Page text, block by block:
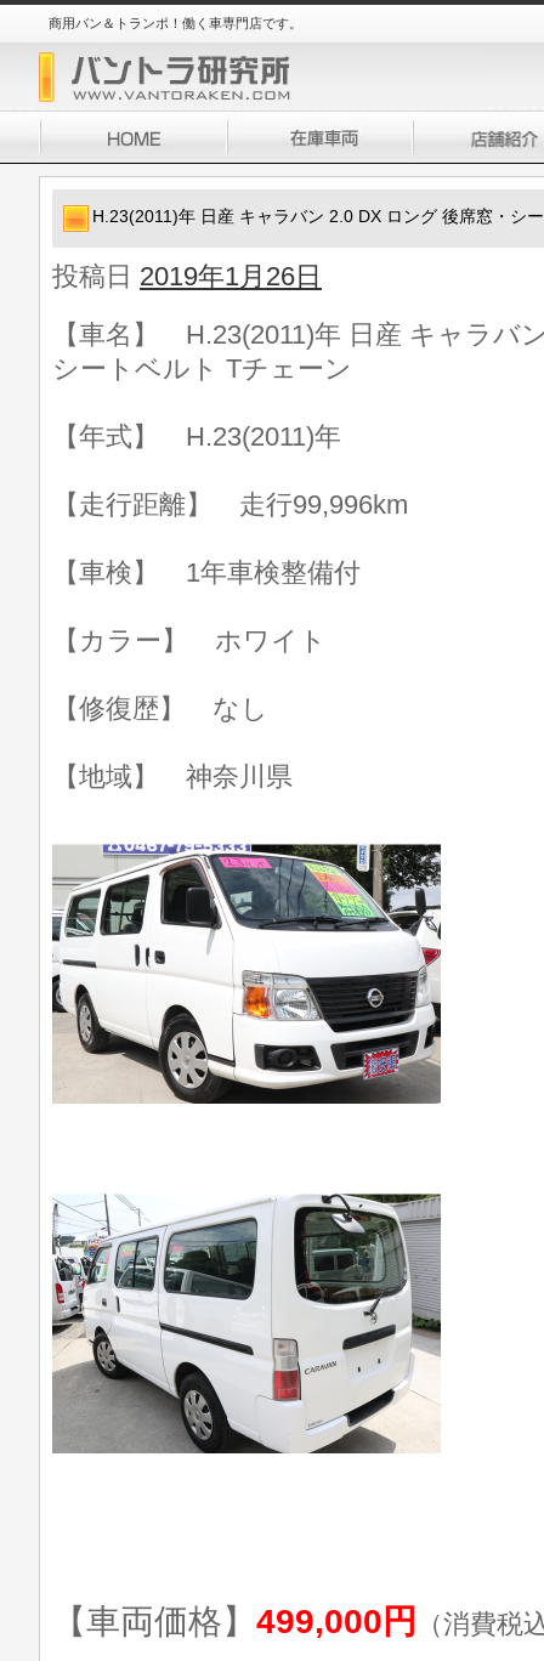
商用バン＆トランポ！働く車専門店です。
H.23(2011)年 日産 キャラバン 2.0 DX ロング 後席窓・シ
投稿日 2019年1月26日
【車名】 H.23(2011)年 日産 キャラバ
シートベルト Tチェーン
【年式】 H.23(2011)年
【走行距離】 走行99,996km
【車検】 1年車検整備付
【カラー】 ホワイト
【修復歴】 なし
【地域】 神奈川県
【車両価格】 499,000円 （消費税